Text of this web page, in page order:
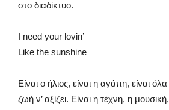
στο διαδίκτυο.
I need your lovin’
Like the sunshine
Είναι ο ήλιος, είναι η αγάπη, είναι
ζωή ν’ αξίζει. Είναι η τέχνη, η